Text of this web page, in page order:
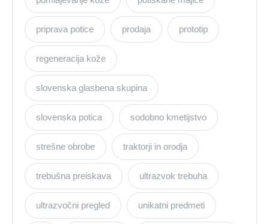
priprava potice prodaja prototip
regeneracija kože
slovenska glasbena skupina
slovenska potica sodobno kmetijstvo
strešne obrobe traktorji in orodja
trebušna preiskava ultrazvok trebuha
ultrazvočni pregled unikatni predmeti